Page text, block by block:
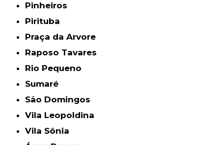
Pinheiros
Pirituba
Praça da Arvore
Raposo Tavares
Rio Pequeno
Sumaré
São Domingos
Vila Leopoldina
Vila Sônia